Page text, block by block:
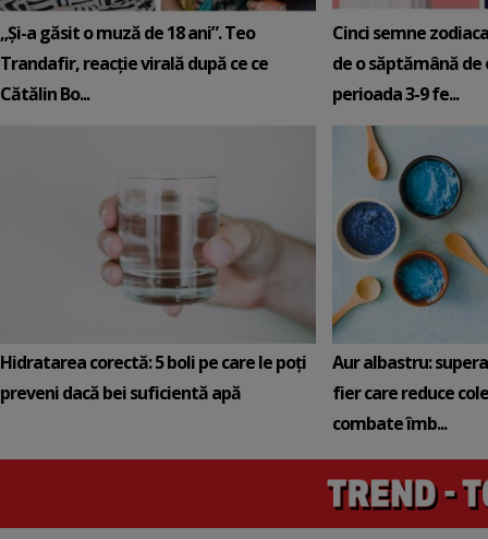
„Și-a găsit o muză de 18 ani”. Teo
Trandafir, reacție virală după ce ce
Cătălin Bo...
Cinci semne
de o săptămână de
perioada 3-9 fe...
Hidratarea corectă: 5 boli pe care le poți
preveni dacă bei suficientă apă
Aur albastru:
fier care reduce
combate îmb...